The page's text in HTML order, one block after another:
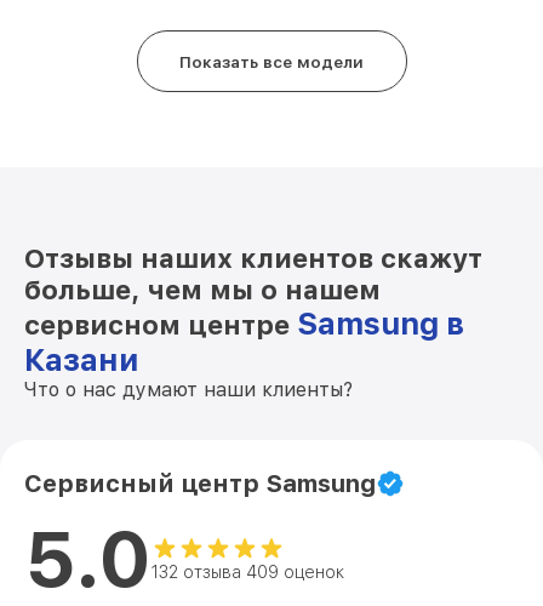
Показать все модели
Отзывы наших клиентов скажут
больше, чем мы о нашем
сервисном центре Samsung в
Казани
Что о нас думают наши клиенты?
Сервисный центр Samsung
5.0 132 отзыва 409 оценок